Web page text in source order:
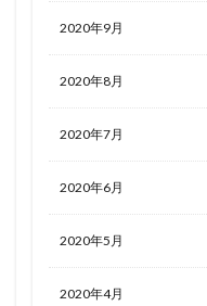
2020年9月
2020年8月
2020年7月
2020年6月
2020年5月
2020年4月